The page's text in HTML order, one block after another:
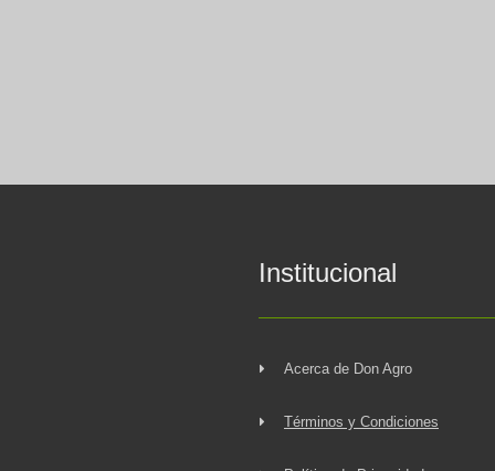
Institucional
Acerca de Don Agro
Términos y Condiciones